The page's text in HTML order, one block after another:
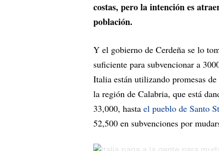
costas, pero la intención es
población.
Y el gobierno de Cerdeña se lo
suficiente para subvencionar a
Italia están utilizando promesas
la región de Calabria, que está
33,000, hasta el pueblo de Santo
52,500 en subvenciones por